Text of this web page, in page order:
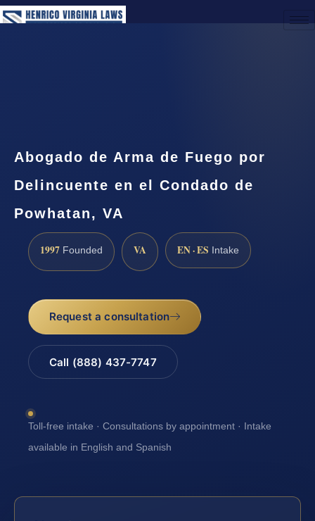
Abogado de Arma de Fuego por
Delincuente en el Condado de
Powhatan, VA
1997 Founded VA EN · ES Intake
Request a consultation
Call (888) 437-7747
Toll-free intake · Consultations by appointment · Intake
available in English and Spanish